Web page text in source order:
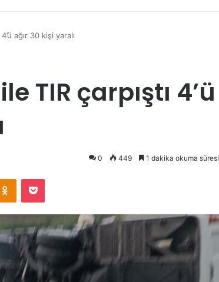
ağır 30 kişi yaralı
TIR çarpıştı 4’ü
0 449 1 dakika okuma süresi
Odnoklassniki
Pocket